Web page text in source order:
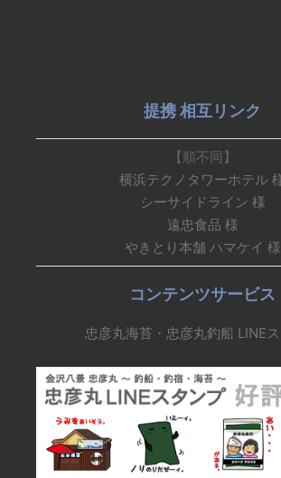
提携 相互リンク
【順不同】
横浜テクノタワーホテル
シーサイドライン 様
遠忠食品 様
やきとり本舗 ハマケイ 様
コンテンツサービス
忠彦丸海苔・忠彦丸釣船 LINE